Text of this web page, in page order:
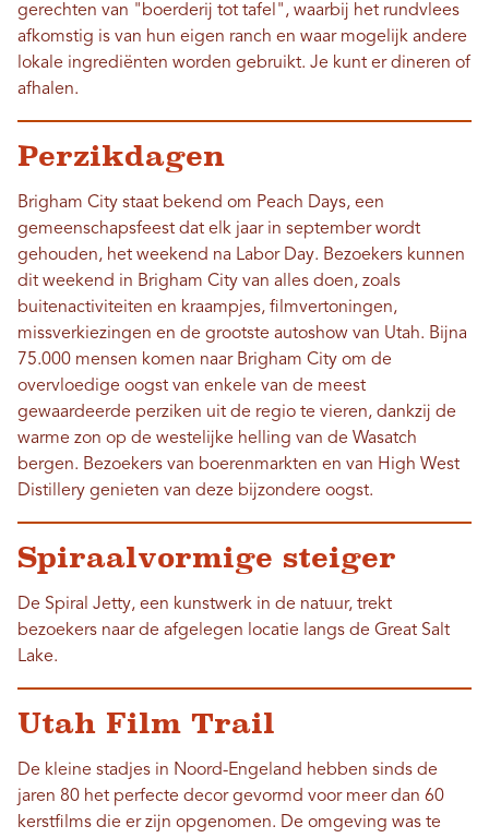
gerechten van "boerderij tot tafel", waarbij het rundvlees
afkomstig is van hun eigen ranch en waar mogelijk andere
lokale ingrediënten worden gebruikt. Je kunt er dineren of
afhalen.
Perzikdagen
Brigham City staat bekend om Peach Days, een
gemeenschapsfeest dat elk jaar in september wordt
gehouden, het weekend na Labor Day. Bezoekers kunnen
dit weekend in Brigham City van alles doen, zoals
buitenactiviteiten en kraampjes, filmvertoningen,
missverkiezingen en de grootste autoshow van Utah. Bijna
75.000 mensen komen naar Brigham City om de
overvloedige oogst van enkele van de meest
gewaardeerde perziken uit de regio te vieren, dankzij de
warme zon op de westelijke helling van de Wasatch
bergen. Bezoekers van boerenmarkten en van High West
Distillery genieten van deze bijzondere oogst.
Spiraalvormige steiger
De Spiral Jetty, een kunstwerk in de natuur, trekt
bezoekers naar de afgelegen locatie langs de Great Salt
Lake.
Utah Film Trail
De kleine stadjes in Noord-Engeland hebben sinds de
jaren 80 het perfecte decor gevormd voor meer dan 60
kerstfilms die er zijn opgenomen. De omgeving was te